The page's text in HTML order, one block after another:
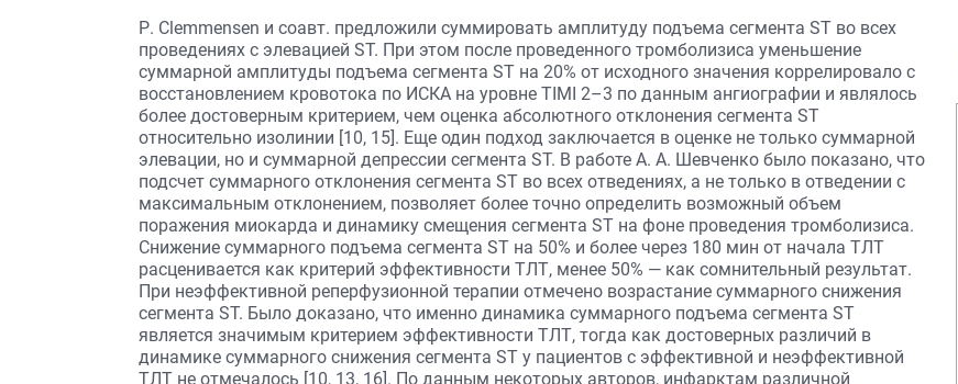
Р. Clemmensen и соавт. предложили суммировать амплитуду подъема сегмента ST во всех
проведениях с элевацией ST. При этом после проведенного тромболизиса уменьшение
суммарной амплитуды подъема сегмента ST на 20% от исходного значения коррелировало с
восстановлением кровотока по ИСКА на уровне TIMI 2–3 по данным ангиографии и являлось
более достоверным критерием, чем оценка абсолютного отклонения сегмента ST
относительно изолинии [10, 15]. Еще один подход заключается в оценке не только суммарной
элевации, но и суммарной депрессии сегмента ST. В работе А. А. Шевченко было показано, что
подсчет суммарного отклонения сегмента ST во всех отведениях, а не только в отведении с
максимальным отклонением, позволяет более точно определить возможный объем
поражения миокарда и динамику смещения сегмента ST на фоне проведения тромболизиса.
Снижение суммарного подъема сегмента ST на 50% и более через 180 мин от начала ТЛТ
расценивается как критерий эффективности ТЛТ, менее 50% — как сомнительный результат.
При неэффективной реперфузионной терапии отмечено возрастание суммарного снижения
сегмента ST. Было доказано, что именно динамика суммарного подъема сегмента ST
является значимым критерием эффективности ТЛТ, тогда как достоверных различий в
динамике суммарного снижения сегмента ST у пациентов с эффективной и неэффективной
ТЛТ не отмечалось [10, 13, 16]. По данным некоторых авторов, инфарктам различной